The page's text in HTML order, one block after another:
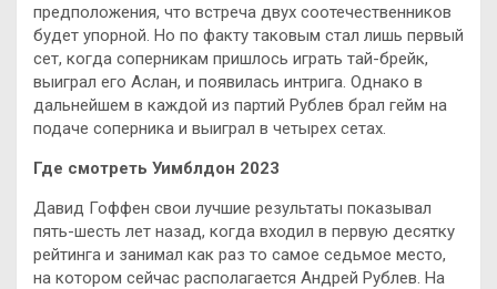
предположения, что встреча двух соотечественников
будет упорной. Но по факту таковым стал лишь первый
сет, когда соперникам пришлось играть тай-брейк,
выиграл его Аслан, и появилась интрига. Однако в
дальнейшем в каждой из партий Рублев брал гейм на
подаче соперника и выиграл в четырех сетах.
Где смотреть Уимблдон 2023
Давид Гоффен свои лучшие результаты показывал
пять-шесть лет назад, когда входил в первую десятку
рейтинга и занимал как раз то самое седьмое место,
на котором сейчас располагается Андрей Рублев. На